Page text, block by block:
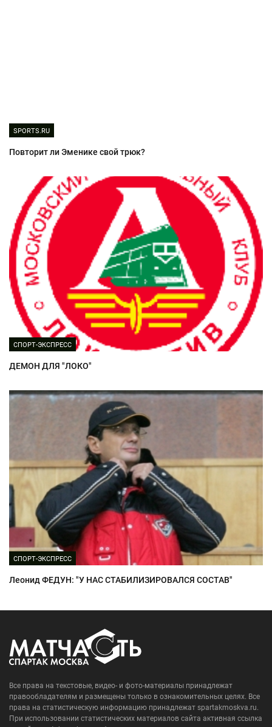
SPORTS.RU
Повторит ли Эменике свой трюк?
СПОРТ-ЭКСПРЕСС
ДЕМОН ДЛЯ "ЛОКО"
СПОРТ-ЭКСПРЕСС
Леонид ФЕДУН: "У НАС СТАБИЛИЗИРОВАЛСЯ СОСТАВ"
Все права на текстовые, видео- и фото-материалы принадлежат
правообладателям и размещены только в ознакомительных целях. Все
права на статистическую информацию принадлежат spartakmoskva.ru.
При использовании статистических материалов сайта активная ссылка